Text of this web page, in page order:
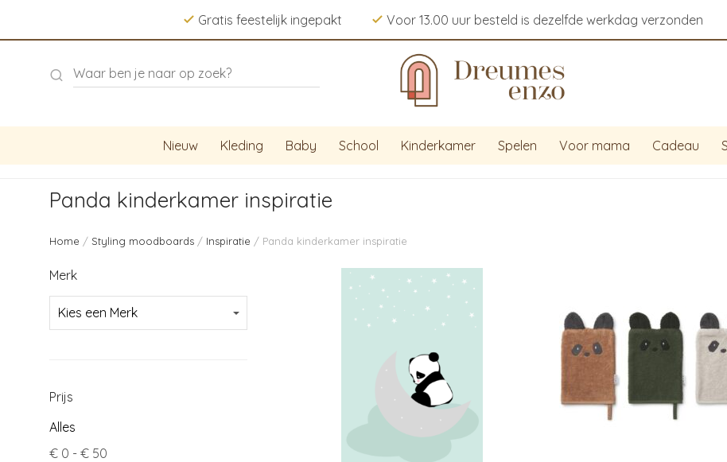
Gratis feestelijk ingepakt Voor 13.00 uur besteld is dezelfde werkdag verzonden
Nieuw Kleding Baby School Kinderkamer Spelen Voor mama Cadeau
Panda kinderkamer inspiratie
Home / Styling moodboards / Inspiratie / Panda kinderkamer inspiratie
Merk
Prijs
Alles
€ 0 - € 50